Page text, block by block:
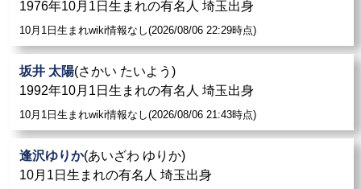
1976年10月1日生まれの有名人 埼玉出身
10月1日生まれwiki情報なし(2026/08/06 22:29時点)
坂井 太陽(さかい たいよう)
1992年10月1日生まれの有名人 埼玉出身
10月1日生まれwiki情報なし(2026/08/06 21:43時点)
逢沢ゆりか(あいざわ ゆりか)
10月1日生まれの有名人 埼玉出身